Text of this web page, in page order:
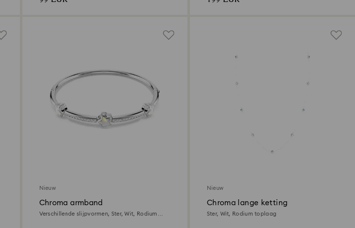
Nieuw
Chroma armband
Verschillende slijpvormen, Ster, Wit, Rodium
Nieuw
Chroma lange ketting
Ster, Wit, Rodium toplaag